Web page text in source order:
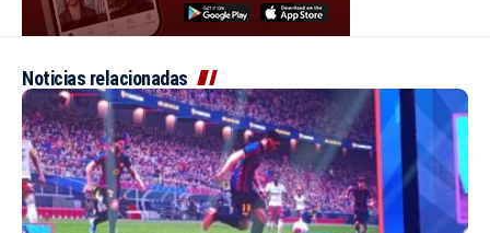
Noticias relacionadas